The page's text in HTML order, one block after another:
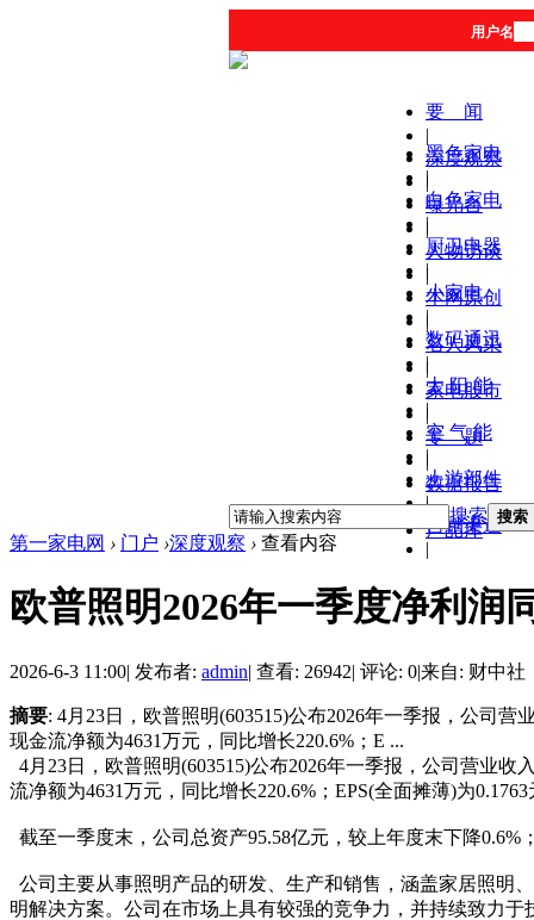
用户名
要 闻
|
深度观察
|
曝光台
|
人物访谈
|
本网原创
|
名人风采
|
家电股市
|
专 题
|
数据报告
|
产品库
黑色家电
|
白色家电
|
厨卫电器
|
小家电
|
数码通讯
|
太 阳 能
|
空 气 能
|
上游部件
|
营销渠道
|
搜索 搜索
第一家电网 › 门户 ›深度观察 › 查看内容
欧普照明2026年一季度净利润
2026-6-3 11:00| 发布者: admin| 查看: 26942| 评论: 0|来自: 财中社
摘要: 4月23日，欧普照明(603515)公布2026年一季报，公司
现金流净额为4631万元，同比增长220.6%；E ...
4月23日，欧普照明(603515)公布2026年一季报，公司营业
流净额为4631万元，同比增长220.6%；EPS(全面摊薄)为0.1763
截至一季度末，公司总资产95.58亿元，较上年度末下降0.6%
公司主要从事照明产品的研发、生产和销售，涵盖家居照明
明解决方案。公司在市场上具有较强的竞争力，并持续致力于